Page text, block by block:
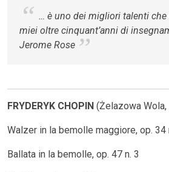
… è uno dei migliori talenti
miei oltre cinquant’anni di
Jerome Rose
FRYDERYK CHOPIN (Żelazowa
Walzer in la bemolle maggiore, op. 34
Ballata in la bemolle, op. 47 n. 3